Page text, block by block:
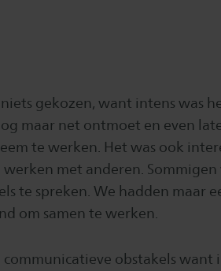
gekozen, want intens was
maar net ontmoet en even
te werken. Het was ook
met anderen.
te spreken. We hadden maar
om samen te werken.
obstakels want